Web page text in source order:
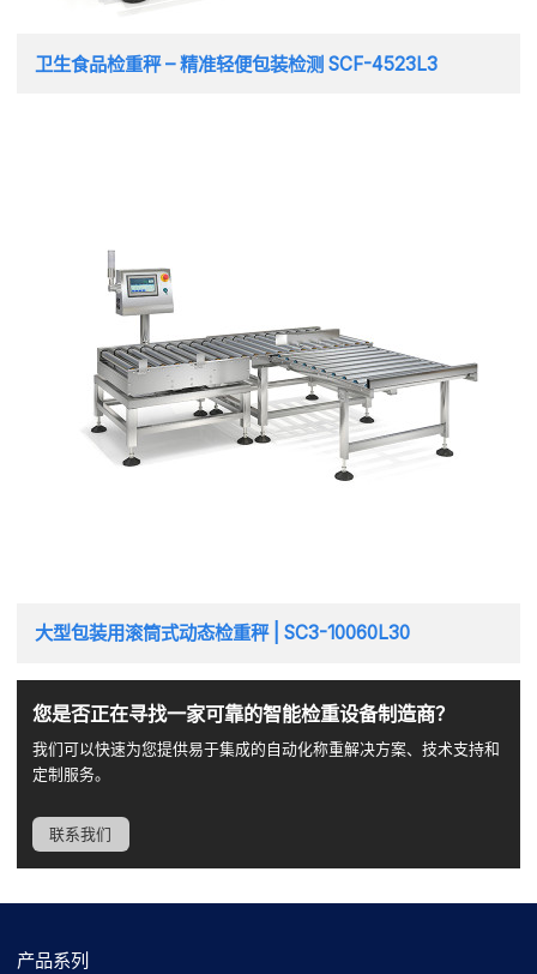
卫生食品检重秤 – 精准轻便包装检测 SCF-4523L3
大型包装用滚筒式动态检重秤 | SC3-10060L30
您是否正在寻找一家可靠的智能检重设备制造商？
我们可以快速为您提供易于集成的自动化称重解决方案、技术支持和
定制服务。
联系我们
产品系列